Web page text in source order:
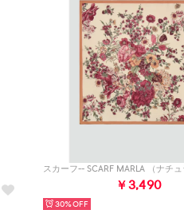
￥3,490
30%